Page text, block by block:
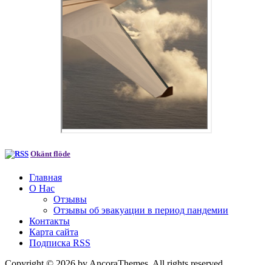
Okänt flöde
Главная
О Нас
Отзывы
Отзывы об эвакуации в период пандемии
Контакты
Карта сайта
Подписка RSS